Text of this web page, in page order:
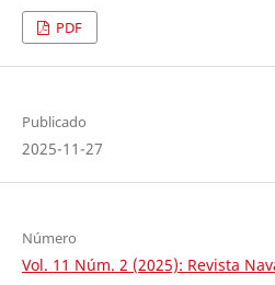
PDF
Publicado
2025-11-27
Número
Vol. 11 Núm. 2 (2025): Revista